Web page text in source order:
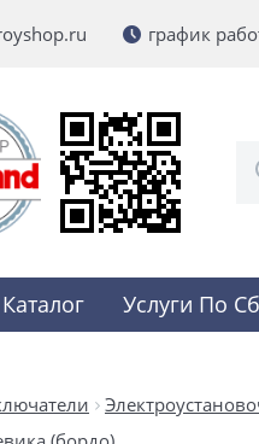
график
Каталог Услуги По